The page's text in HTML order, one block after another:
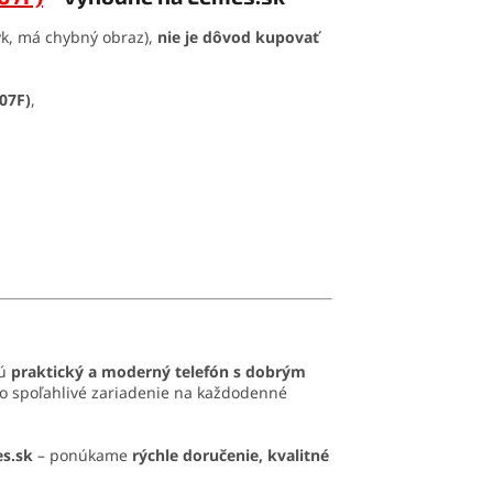
má chybný obraz), nie je dôvod kupovať
,
praktický a moderný telefón s dobrým
spoľahlivé zariadenie na každodenné
– ponúkame rýchle doručenie, kvalitné